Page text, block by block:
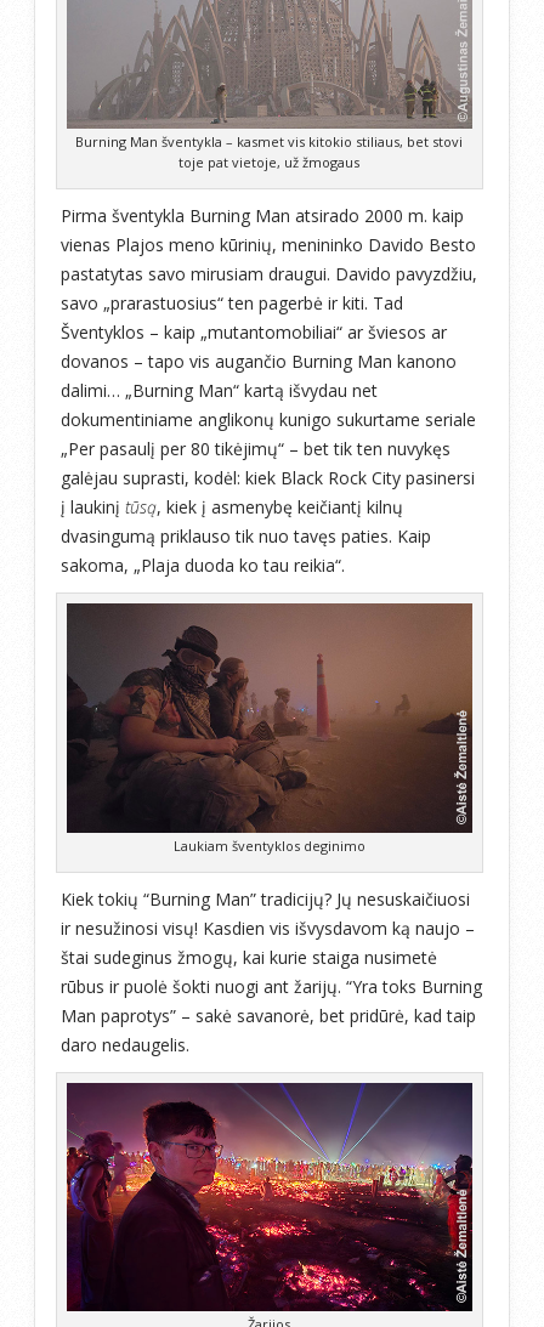
Burning Man šventykla – kasmet vis kitokio stiliaus, bet stovi
toje pat vietoje, už žmogaus
Pirma šventykla Burning Man atsirado 2000 m. kaip
vienas Plajos meno kūrinių, menininko Davido Besto
pastatytas savo mirusiam draugui. Davido pavyzdžiu,
savo „prarastuosius“ ten pagerbė ir kiti. Tad
Šventyklos – kaip „mutantomobiliai“ ar šviesos ar
dovanos – tapo vis augančio Burning Man kanono
dalimi… „Burning Man“ kartą išvydau net
dokumentiniame anglikonų kunigo sukurtame seriale
„Per pasaulį per 80 tikėjimų“ – bet tik ten nuvykęs
galėjau suprasti, kodėl: kiek Black Rock City pasinersi
į laukinį tūsą, kiek į asmenybę keičiantį kilnų
dvasingumą priklauso tik nuo tavęs paties. Kaip
sakoma, „Plaja duoda ko tau reikia“.
Laukiam šventyklos deginimo
Kiek tokių “Burning Man” tradicijų? Jų nesuskaičiuosi
ir nesužinosi visų! Kasdien vis išvysdavom ką naujo –
štai sudeginus žmogų, kai kurie staiga nusimetė
rūbus ir puolė šokti nuogi ant žarijų. “Yra toks Burning
Man paprotys” – sakė savanorė, bet pridūrė, kad taip
daro nedaugelis.